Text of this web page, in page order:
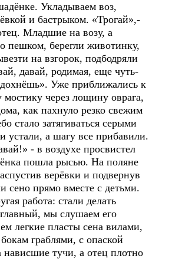
Укладываем воз,
и бастрыком. «Трогай»,-
Младшие на возу, а
пешком, берегли животинку,
на взгорок, подбодряли
давай, родимая, еще чуть-
Уже приближались к
через лощину оврага,
как пахнуло резко свежим
стало затягиваться серыми
устали, а шагу все прибавили.
- в воздухе просвистел
пошла рысью. На поляне
верёвки и подвернув
сено прямо вместе с детьми.
работа: стали делать
мы слушаем его
легкие пласты сена вилами,
граблями, с опаской
нависшие тучи, а отец плотно